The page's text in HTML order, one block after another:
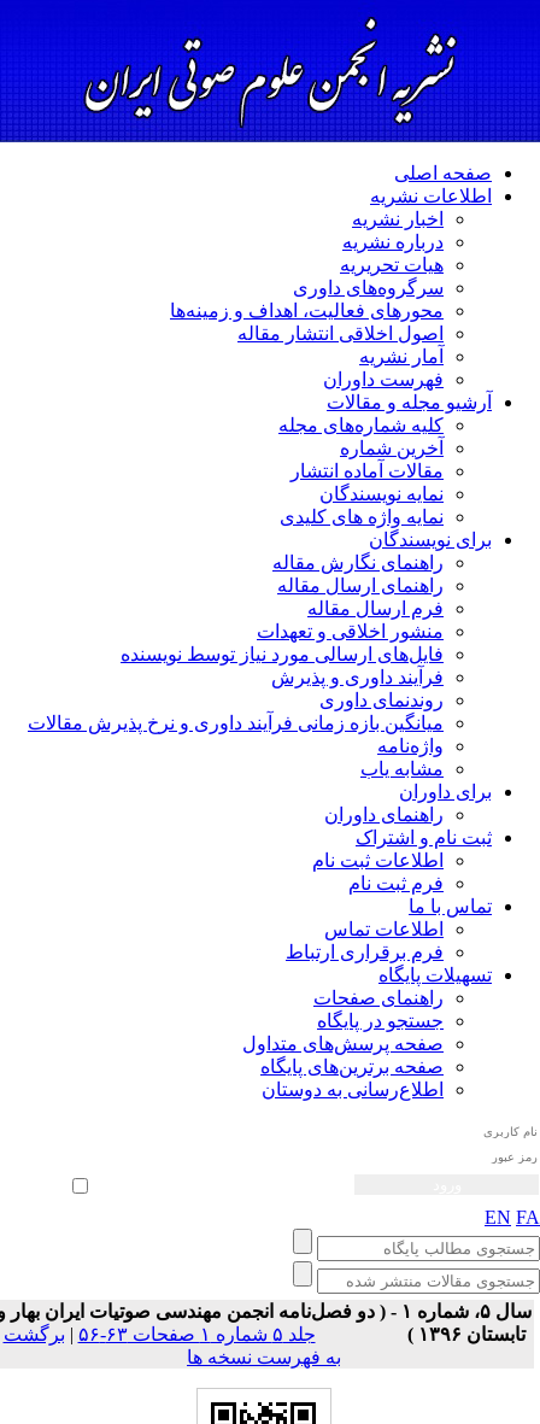
صفحه اصلی
اطلاعات نشریه
اخبار نشریه
درباره نشریه
هیات تحریریه
سرگروه‌های داوری
محورهای فعالیت، اهداف و زمینه‌ها
اصول اخلاقی انتشار مقاله
آمار نشریه
فهرست داوران
آرشیو مجله و مقالات
کلیه شماره‌های مجله
آخرین شماره
مقالات آماده انتشار
نمایه نویسندگان
نمایه واژه های کلیدی
برای نویسندگان
راهنمای نگارش مقاله
راهنمای ارسال مقاله
فرم ارسال مقاله
منشور اخلاقی و تعهدات
فایل‌های ارسالی مورد نیاز توسط نویسنده
فرآیند داوری و پذیرش
روندنمای داوری
میانگین بازه زمانی فرآیند داوری و نرخ پذیرش مقالات
واژه‌نامه
مشابه یاب
برای داوران
راهنمای داوران
ثبت نام و اشتراک
اطلاعات ثبت نام
فرم ثبت نام
تماس با ما
اطلاعات تماس
فرم برقراری ارتباط
تسهیلات پایگاه
راهنمای صفحات
جستجو در پایگاه
صفحه پرسش‌های متداول
صفحه برترین‌های پایگاه
اطلاع‌رسانی به دوستان
ورود خودکار
EN
سال ۵، شماره ۱ - ( دو فصل‌نامه انجمن مهندسی صوتیات ايران بهار و
تابستان ۱۳۹۶ )
جلد ۵ شماره ۱ صفحات ۶۳-۵۶ | برگشت
به فهرست نسخه ها